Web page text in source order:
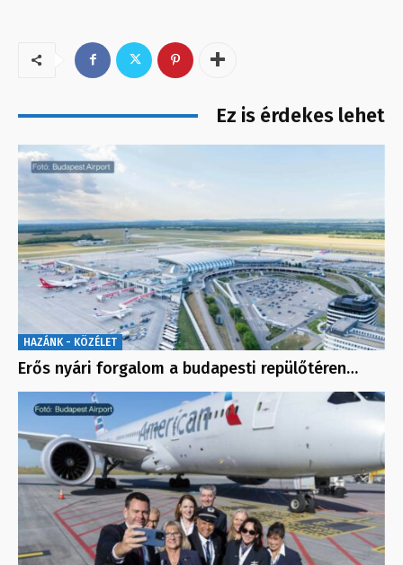
Ez is érdekes lehet
HAZÁNK - KÖZÉLET
Erős nyári forgalom a budapesti repülőtéren…